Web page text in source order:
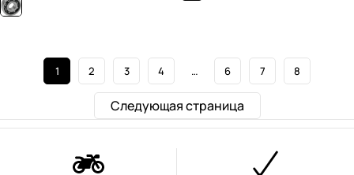
1 2 3 4 … 6 7 8
Следующая страница